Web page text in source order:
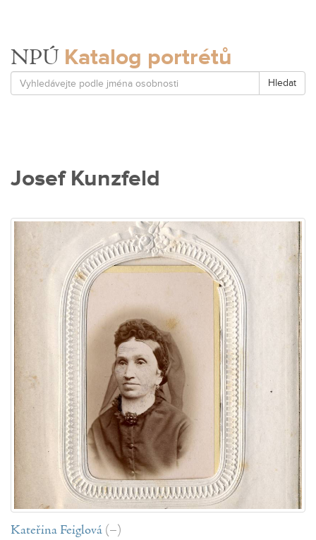
NPÚ Katalog portrétů
Hledat
Josef Kunzfeld
Kateřina Feiglová (–)